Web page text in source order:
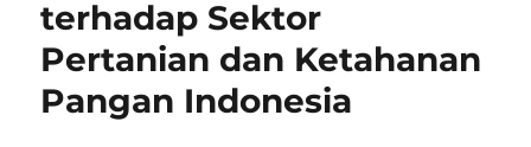
terhadap Sektor
Pertanian dan Ketahanan
Pangan Indonesia